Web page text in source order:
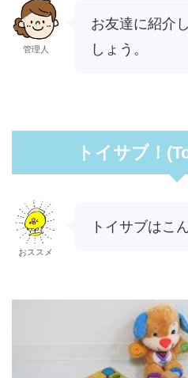
管理人
お友達に紹介
しょう。
トイサブ！
おススメ
トイサブはこ